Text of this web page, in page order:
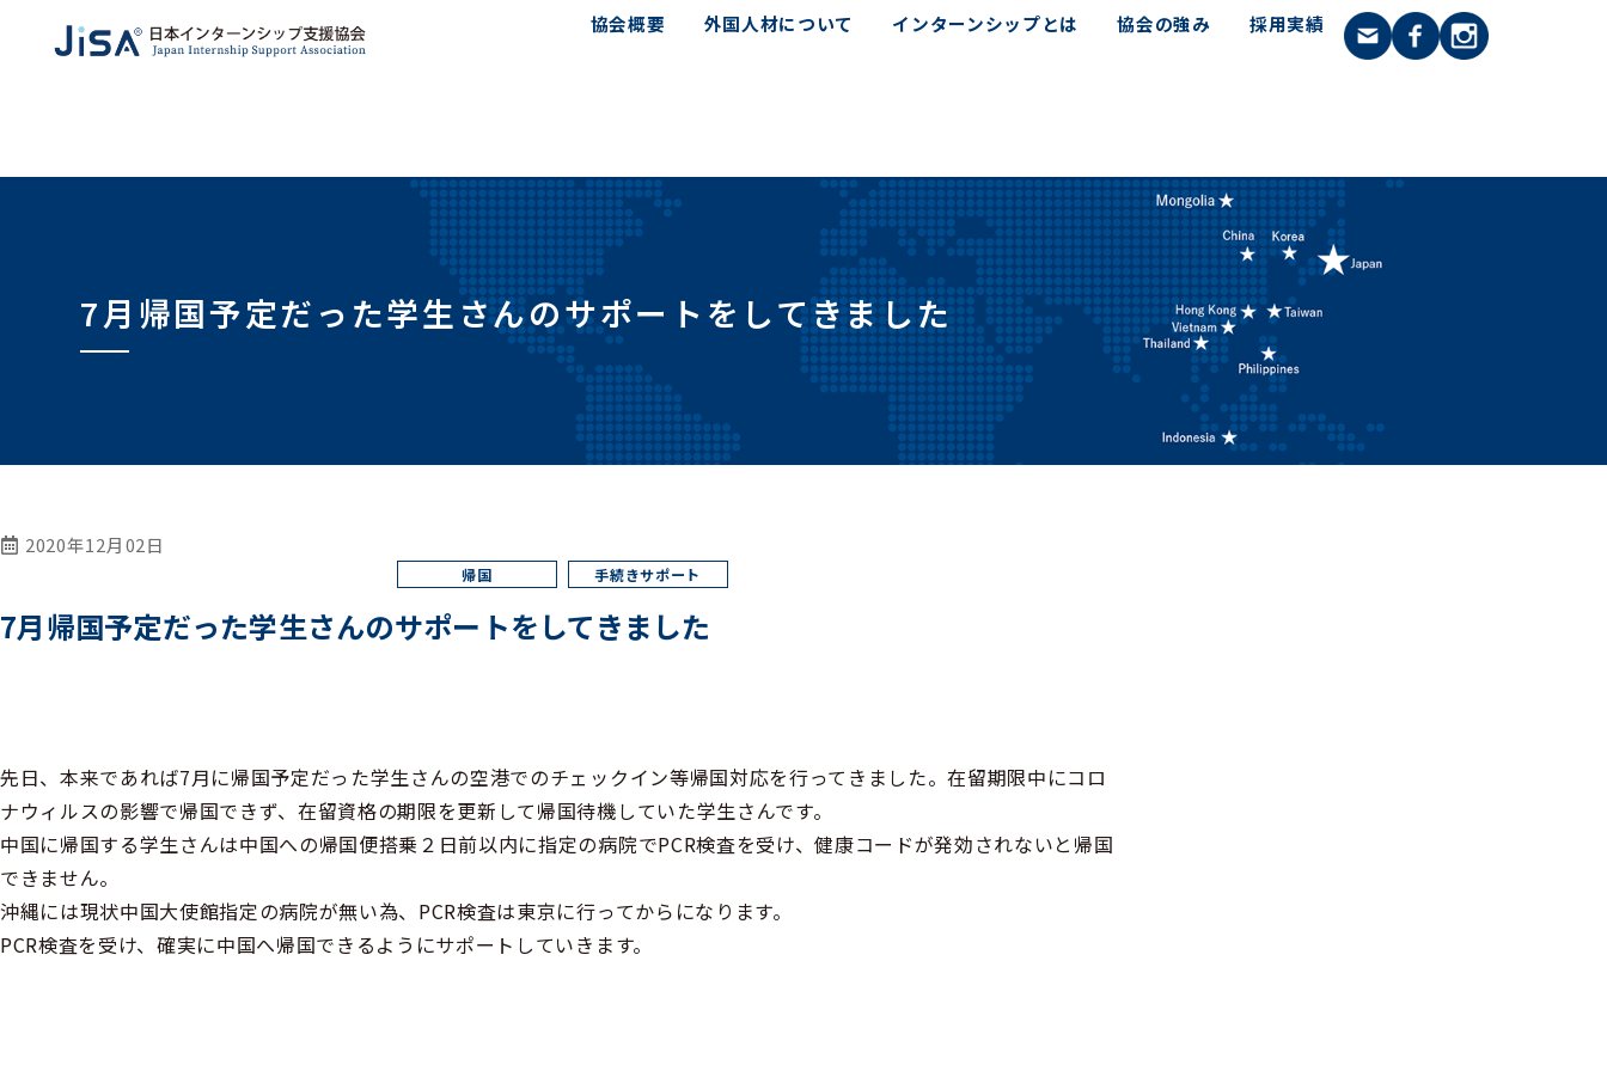
協会概要 外国人材について インターンシップとは 協会の強み 採用実績
7月帰国予定だった学生さんのサポートをしてきました
2020年12月02日
7月帰国予定だった学生さんのサポートをしてきました
先日、本来であれば7月に帰国予定だった学生さんの空港でのチェックイン等帰国対応を行ってきました。在留期限中にコロ
ナウィルスの影響で帰国できず、在留資格の期限を更新して帰国待機していた学生さんです。
中国に帰国する学生さんは中国への帰国便搭乗２日前以内に指定の病院でPCR検査を受け、健康コードが発効されないと帰国
できません。
沖縄には現状中国大使館指定の病院が無い為、PCR検査は東京に行ってからになります。
PCR検査を受け、確実に中国へ帰国できるようにサポートしていきます。